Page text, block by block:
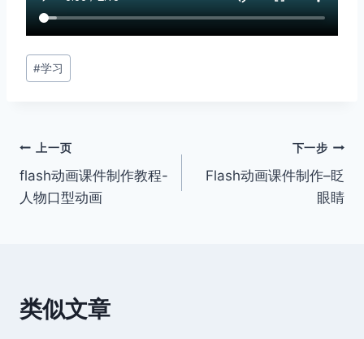
文
章
#学习
文
章
上一页
flash动画课件制作教程-
人物口型动画
下一步
Flash动画课件制作–眨
眼睛
类似文章